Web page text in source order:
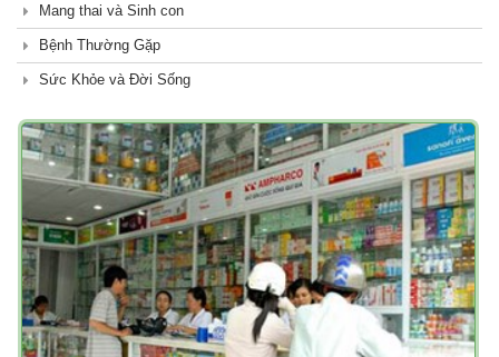
Mang thai và Sinh con
Bệnh Thường Gặp
Sức Khỏe và Đời Sống